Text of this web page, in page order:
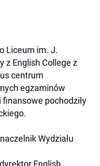
Liceum im. J.
z English College z
centrum
egzaminów
finansowe pochodziły
Wydziału
English